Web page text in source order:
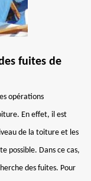
fuites de
opérations
En effet, il est
de la toiture et les
possible. Dans ce cas,
des fuites. Pour